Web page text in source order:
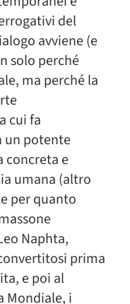
del
avviene (e
solo perché
ma perché la
cui fa
un potente
concreta e
umana (altro
per quanto
Naphta,
prima
e poi al
Mondiale, i